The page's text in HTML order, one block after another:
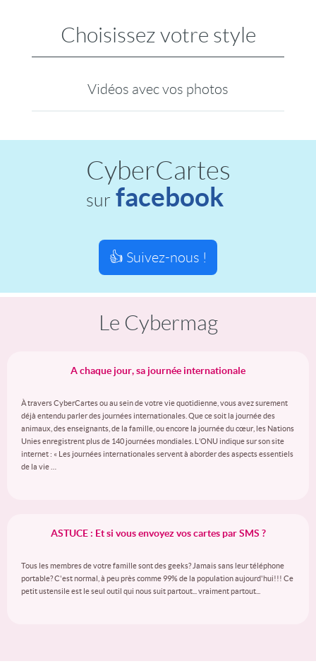
Choisissez votre style
Vidéos avec vos photos
CyberCartes
sur facebook
👍 Suivez-nous !
Le Cybermag
A chaque jour, sa journée internationale
À travers CyberCartes ou au sein de votre vie quotidienne, vous avez surement
déjà entendu parler des journées internationales. Que ce soit la journée des
animaux, des enseignants, de la famille, ou encore la journée du cœur, les Nations
Unies enregistrent plus de 140 journées mondiales. L’ONU indique sur son site
internet : « Les journées internationales servent à aborder des aspects essentiels
de la vie …
ASTUCE : Et si vous envoyez vos cartes par SMS ?
Tous les membres de votre famille sont des geeks? Jamais sans leur téléphone
portable? C'est normal, à peu près comme 99% de la population aujourd'hui!!! Ce
petit ustensile est le seul outil qui nous suit partout... vraiment partout...